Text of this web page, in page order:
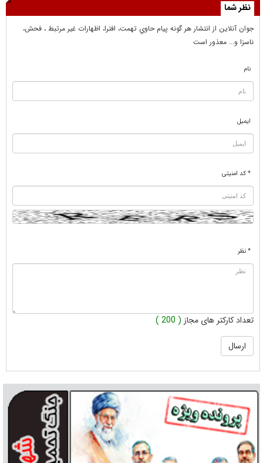
نظر شما
جوان آنلاين از انتشار هر گونه پيام حاوي تهمت، افترا، اظهارات غير مرتبط ، فحش،
ناسزا و... معذور است
نام
ایمیل
* کد امنیتی
* نظر
تعداد کارکتر های مجاز ( 200 )